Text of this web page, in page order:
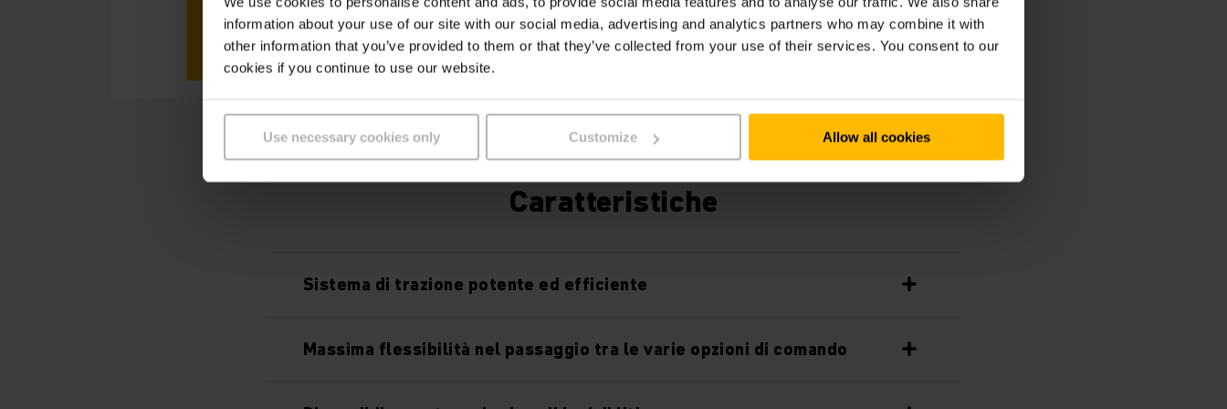
information about your use of our site with our social media, advertising and analytics partners who may combine it with
other information that you’ve provided to them or that they’ve collected from your use of their services. You consent to our
cookies if you continue to use our website.
Use necessary cookies only Customize Allow all cookies
vi offriamo un pacchetto iniziale gratuito di gestione della flotta che
può essere ampliato in modo flessibile con diversi componenti
hardware e software.
Caratteristiche
Sistema di trazione potente ed efficiente
Massima flessibilità nel passaggio tra le varie opzioni di comando